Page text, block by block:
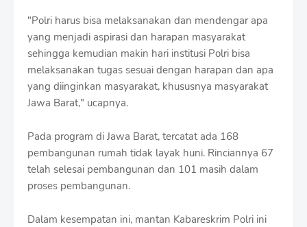
"Polri harus bisa melaksanakan dan mendengar apa
yang menjadi aspirasi dan harapan masyarakat
sehingga kemudian makin hari institusi Polri bisa
melaksanakan tugas sesuai dengan harapan dan apa
yang diinginkan masyarakat, khususnya masyarakat
Jawa Barat," ucapnya.
Pada program di Jawa Barat, tercatat ada 168
pembangunan rumah tidak layak huni. Rinciannya 67
telah selesai pembangunan dan 101 masih dalam
proses pembangunan.
Dalam kesempatan ini, mantan Kabareskrim Polri ini